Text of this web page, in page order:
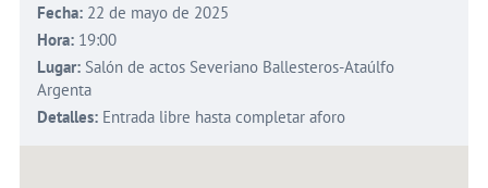
Fecha: 22 de mayo de 2025
Hora: 19:00
Lugar: Salón de actos Severiano Ballesteros-Ataúlfo
Argenta
Detalles: Entrada libre hasta completar aforo